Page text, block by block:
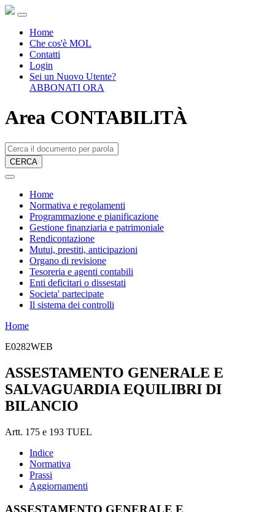
Home
Che cos'è MOL
Contatti
Login
Sei un Nuovo Utente?
ABBONATI ORA
Area CONTABILITÀ
CERCA
Home
Normativa e regolamenti
Programmazione e pianificazione
Gestione finanziaria e patrimoniale
Rendicontazione
Mutui, prestiti, anticipazioni
Organo di revisione
Tesoreria e agenti contabili
Enti deficitari o dissestati
Societa' partecipate
Il sistema dei controlli
Home
E0282WEB
ASSESTAMENTO GENERALE E
SALVAGUARDIA EQUILIBRI DI
BILANCIO
Artt. 175 e 193 TUEL
Indice
Normativa
Prassi
Aggiornamenti